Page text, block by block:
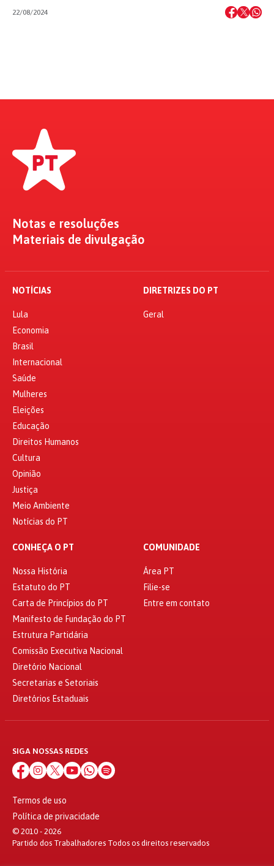
22/08/2024
Notas e resoluções
Materiais de divulgação
NOTÍCIAS
Lula
Economia
Brasil
Internacional
Saúde
Mulheres
Eleições
Educação
Direitos Humanos
Cultura
Opinião
Justiça
Meio Ambiente
Notícias do PT
DIRETRIZES DO PT
Geral
CONHEÇA O PT
Nossa História
Estatuto do PT
Carta de Princípios do PT
Manifesto de Fundação do PT
Estrutura Partidária
Comissão Executiva Nacional
Diretório Nacional
Secretarias e Setoriais
Diretórios Estaduais
COMUNIDADE
Área PT
Filie-se
Entre em contato
SIGA NOSSAS REDES
Termos de uso
Política de privacidade
© 2010 - 2026
Partido dos Trabalhadores Todos os direitos reservados